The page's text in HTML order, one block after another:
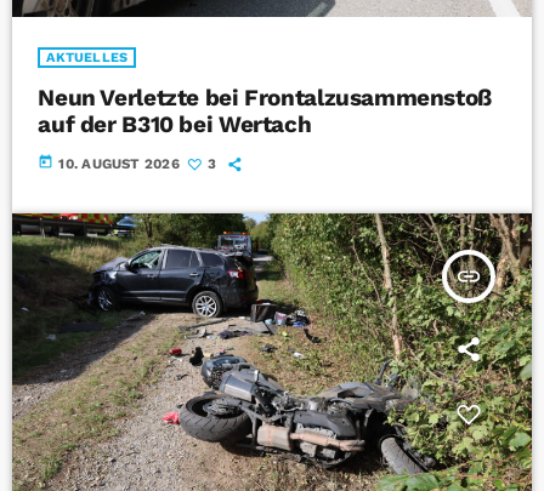
AKTUELLES
Neun Verletzte bei Frontalzusammenstoß
auf der B310 bei Wertach
today 10. AUGUST 2026 3
insert_link